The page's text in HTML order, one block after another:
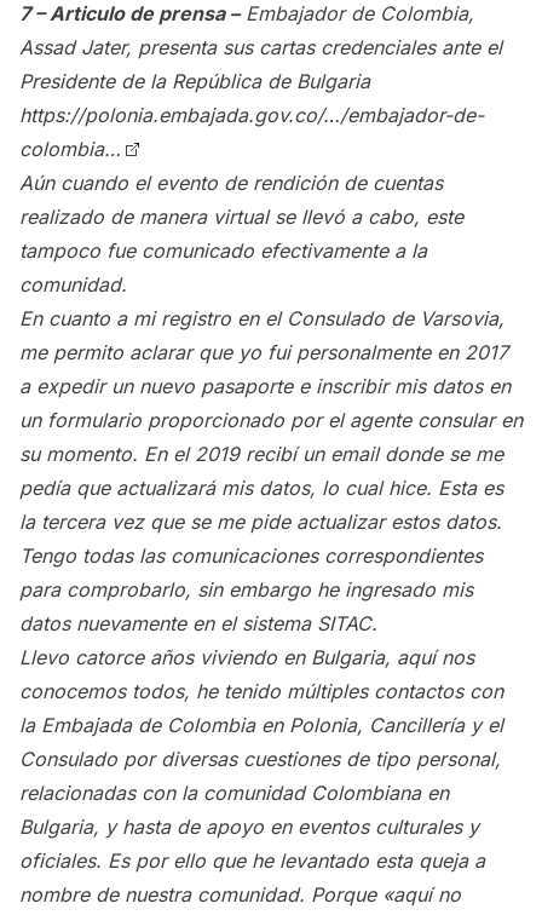
7 – Articulo de prensa –Embajador de Colombia,
Assad Jater, presenta sus cartas credenciales ante el
Presidente de la República de Bulgaria
https://polonia.embajada.gov.co/…/embajador-de-
colombia…
Aún cuando el evento de rendición de cuentas
realizado de manera virtual se llevó a cabo, este
tampoco fue comunicado efectivamente a la
comunidad.
En cuanto a mi registro en el Consulado de Varsovia,
me permito aclarar que yo fui personalmente en 2017
a expedir un nuevo pasaporte e inscribir mis datos en
un formulario proporcionado por el agente consular en
su momento. En el 2019 recibí un email donde se me
pedía que actualizará mis datos, lo cual hice. Esta es
la tercera vez que se me pide actualizar estos datos.
Tengo todas las comunicaciones correspondientes
para comprobarlo, sin embargo he ingresado mis
datos nuevamente en el sistema SITAC.
Llevo catorce años viviendo en Bulgaria, aquí nos
conocemos todos, he tenido múltiples contactos con
la Embajada de Colombia en Polonia, Cancillería y el
Consulado por diversas cuestiones de tipo personal,
relacionadas con la comunidad Colombiana en
Bulgaria, y hasta de apoyo en eventos culturales y
oficiales. Es por ello que he levantado esta queja a
nombre de nuestra comunidad. Porque «aquí no